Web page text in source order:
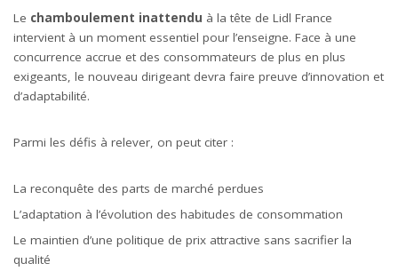
Le chamboulement inattendu à la tête de Lidl France
intervient à un moment essentiel pour l’enseigne. Face à une
concurrence accrue et des consommateurs de plus en plus
exigeants, le nouveau dirigeant devra faire preuve d’innovation et
d’adaptabilité.
Parmi les défis à relever, on peut citer :
La reconquête des parts de marché perdues
L’adaptation à l’évolution des habitudes de consommation
Le maintien d’une politique de prix attractive sans sacrifier la
qualité